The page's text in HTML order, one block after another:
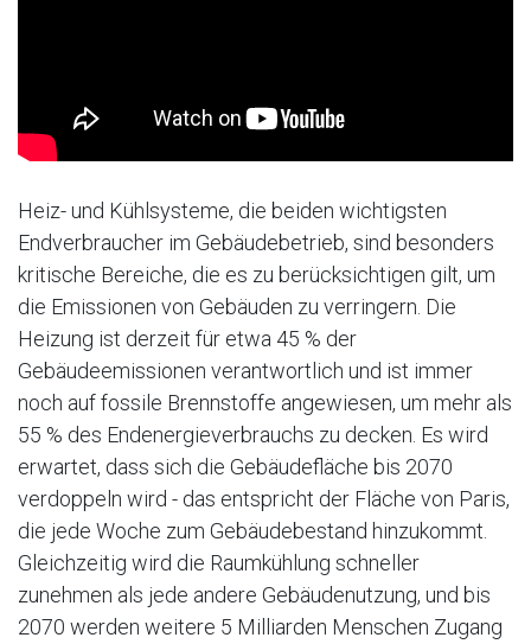
Heiz- und Kühlsysteme, die beiden wichtigsten
Endverbraucher im Gebäudebetrieb, sind besonders
kritische Bereiche, die es zu berücksichtigen gilt, um
die Emissionen von Gebäuden zu verringern. Die
Heizung ist derzeit für etwa 45 % der
Gebäudeemissionen verantwortlich und ist immer
noch auf fossile Brennstoffe angewiesen, um mehr als
55 % des Endenergieverbrauchs zu decken. Es wird
erwartet, dass sich die Gebäudefläche bis 2070
verdoppeln wird - das entspricht der Fläche von Paris,
die jede Woche zum Gebäudebestand hinzukommt.
Gleichzeitig wird die Raumkühlung schneller
zunehmen als jede andere Gebäudenutzung, und bis
2070 werden weitere 5 Milliarden Menschen Zugang